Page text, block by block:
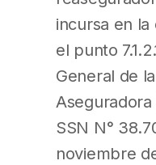
incursa en
el punto
General de
SSN N°
noviembre